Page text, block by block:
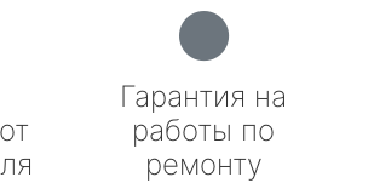
Гарантия на
работы по
ремонту